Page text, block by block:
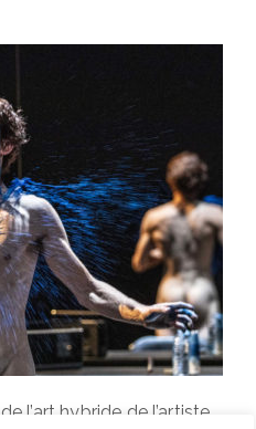
l’art hybride de l’artiste